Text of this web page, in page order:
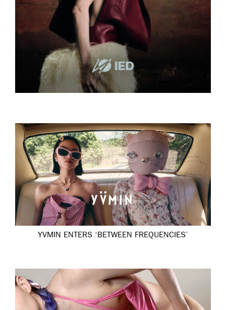
YVMIN ENTERS ‘BETWEEN FREQUENCIES’